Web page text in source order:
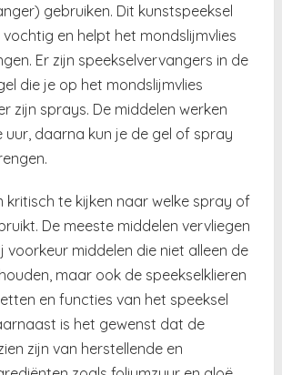
gebruiken. Dit kunstspeeksel
en helpt het mondslijmvlies
Er zijn speekselvervangers in de
die je op het mondslijmvlies
zijn sprays. De middelen werken
uur, daarna kun je de gel of spray
kritisch te kijken naar welke spray of
De meeste middelen vervliegen
voorkeur middelen die niet alleen de
maar ook de speekselklieren
en functies van het speeksel
is het gewenst dat de
zijn van herstellende en